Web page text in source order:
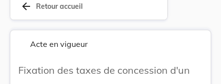
arrow_back Retour accueil
Acte en vigueur
Fixation des taxes de concession d'un